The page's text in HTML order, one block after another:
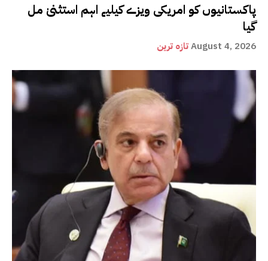
پاکستانیوں کو امریکی ویزے کیلیے اہم استثنیٰ مل
گیا
تازہ ترینAugust 4, 2026